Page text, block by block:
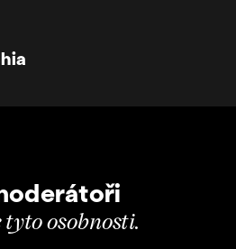
osobnosti.